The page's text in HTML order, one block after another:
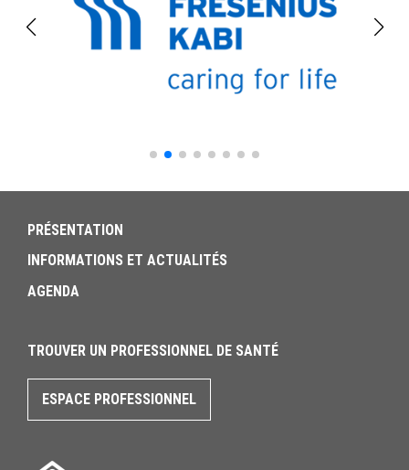
PRÉSENTATION
INFORMATIONS ET ACTUALITÉS
AGENDA
TROUVER UN PROFESSIONNEL DE SANTÉ
ESPACE PROFESSIONNEL